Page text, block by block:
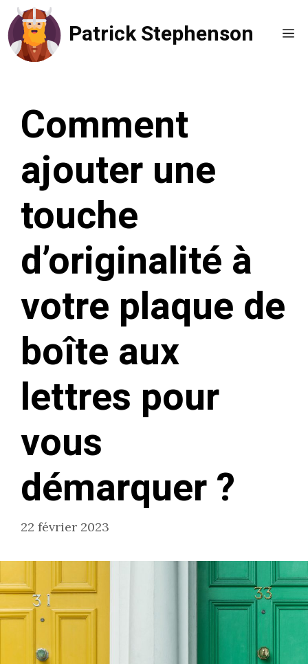
Aller
au
contenu
Patrick Stephenson
Comment
ajouter une
touche
d’originalité à
votre plaque de
boîte aux
lettres pour
vous
démarquer ?
22 février 2023